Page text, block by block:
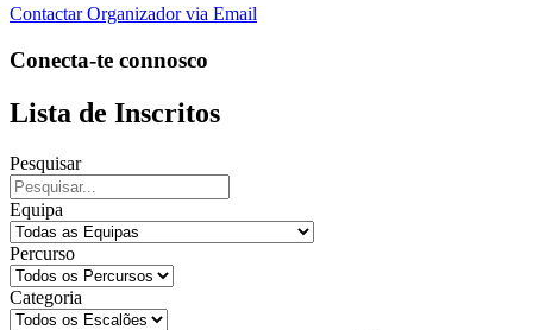
Contactar Organizador via Email
Conecta-te connosco
Lista de Inscritos
Pesquisar
Equipa
Percurso
Categoria